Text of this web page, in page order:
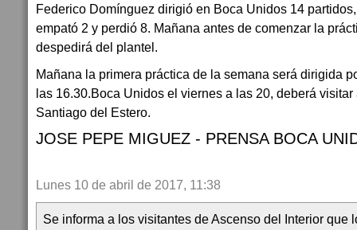
Federico Domínguez dirigió en Boca Unidos 14
empató 2 y perdió 8. Mañana antes de comenzar la
despedirá del plantel.
Mañana la primera práctica de la semana será dirigida
las 16.30.Boca Unidos el viernes a las 20, deberá
Santiago del Estero.
JOSE PEPE MIGUEZ - PRENSA BOCA
Lunes 10 de abril de 2017, 11:38
Se informa a los visitantes de Ascenso del Interior que